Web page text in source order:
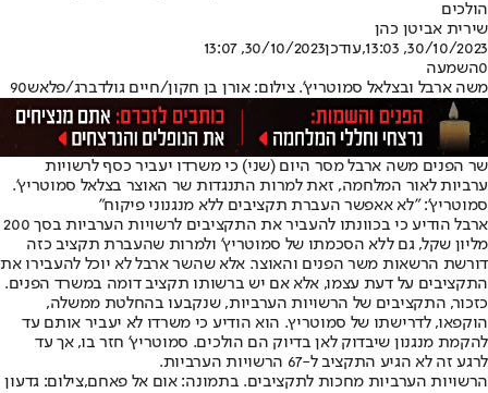
הולכים
שירית אביטן כהן
30/10/2023, 13:03
,עודכן30/10/2023, 13:07
0השמעה
משה ארבל ובצלאל סמוטריץ'. צילום: אורן בן חקון/חיים גולדברג/פלאש90
שר הפנים משה ארבל מסר היום (שני) כי משרדו יעביר כסף לרשויות
ערביות לאור המלחמה, זאת למרות התנגדות שר האוצר בצלאל סמוטריץ'.
סמוטריץ': "לא אאפשר העברת תקציבים ללא מנגנוני פיקוח"
ארבל הודיע כי בכוונתו להעביר את התקציבים לרשויות הערביות בסך 200
מליון שקל, גם ללא הסכמתו של סמוטריץ' ולמרות שהעברת תקציב כזה
דורשת הרשאות משר הפנים והאוצר. אלא שהשר ארבל לא יוכל להעבירו את
התקציבים על דעת עצמו, אלא אם יש ברשותו תקציב דומה במשרד הפנים.
כזכור, התקציבים של הרשויות הערביות, שנקבעו בהחלטת ממשלה,
הוקפאו, לדרישתו של סמוטריץ. הוא הודיע כי משרדו לא יעביר אותם עד
להקמת מנגנון שיבדוק לאן בדיוק הם הולכים. סמוטריץ' חזר בו, אך עד
לרגע זה לא הגיע התקציב ל-67 הרשויות הערביות.
הרשויות הערביות מחכות לתקציבים. בתמונה: אום אל פאחם,צילום: גדעון